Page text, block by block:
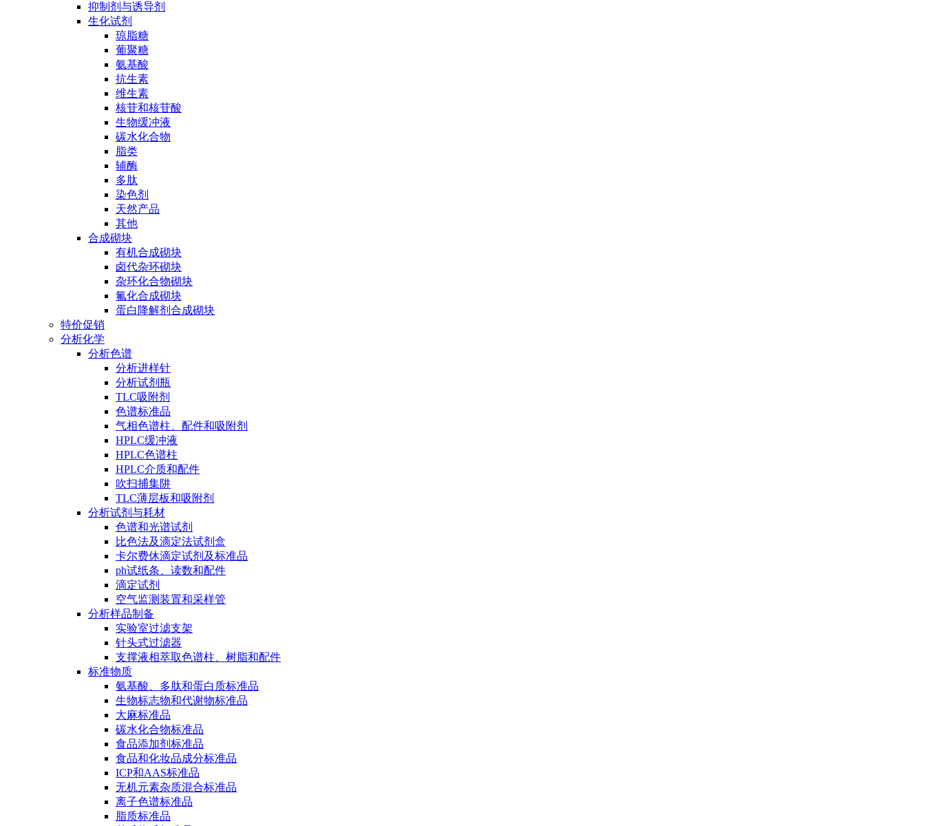
抑制剂与诱导剂
生化试剂
琼脂糖
葡聚糖
氨基酸
抗生素
维生素
核苷和核苷酸
生物缓冲液
碳水化合物
脂类
辅酶
多肽
染色剂
天然产品
其他
合成砌块
有机合成砌块
卤代杂环砌块
杂环化合物砌块
氟化合成砌块
蛋白降解剂合成砌块
特价促销
分析化学
分析色谱
分析进样针
分析试剂瓶
TLC吸附剂
色谱标准品
气相色谱柱、配件和吸附剂
HPLC缓冲液
HPLC色谱柱
HPLC介质和配件
吹扫捕集阱
TLC薄层板和吸附剂
分析试剂与耗材
色谱和光谱试剂
比色法及滴定法试剂盒
卡尔费休滴定试剂及标准品
ph试纸条、读数和配件
滴定试剂
空气监测装置和采样管
分析样品制备
实验室过滤支架
针头式过滤器
支撑液相萃取色谱柱、树脂和配件
标准物质
氨基酸、多肽和蛋白质标准品
生物标志物和代谢物标准品
大麻标准品
碳水化合物标准品
食品添加剂标准品
食品和化妆品成分标准品
ICP和AAS标准品
无机元素杂质混合标准品
离子色谱标准品
脂质标准品